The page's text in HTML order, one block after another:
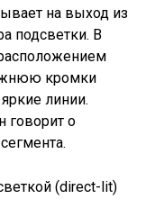
на выход из
подсветки. В
кромки
линии.
говорит о
(direct-lit)